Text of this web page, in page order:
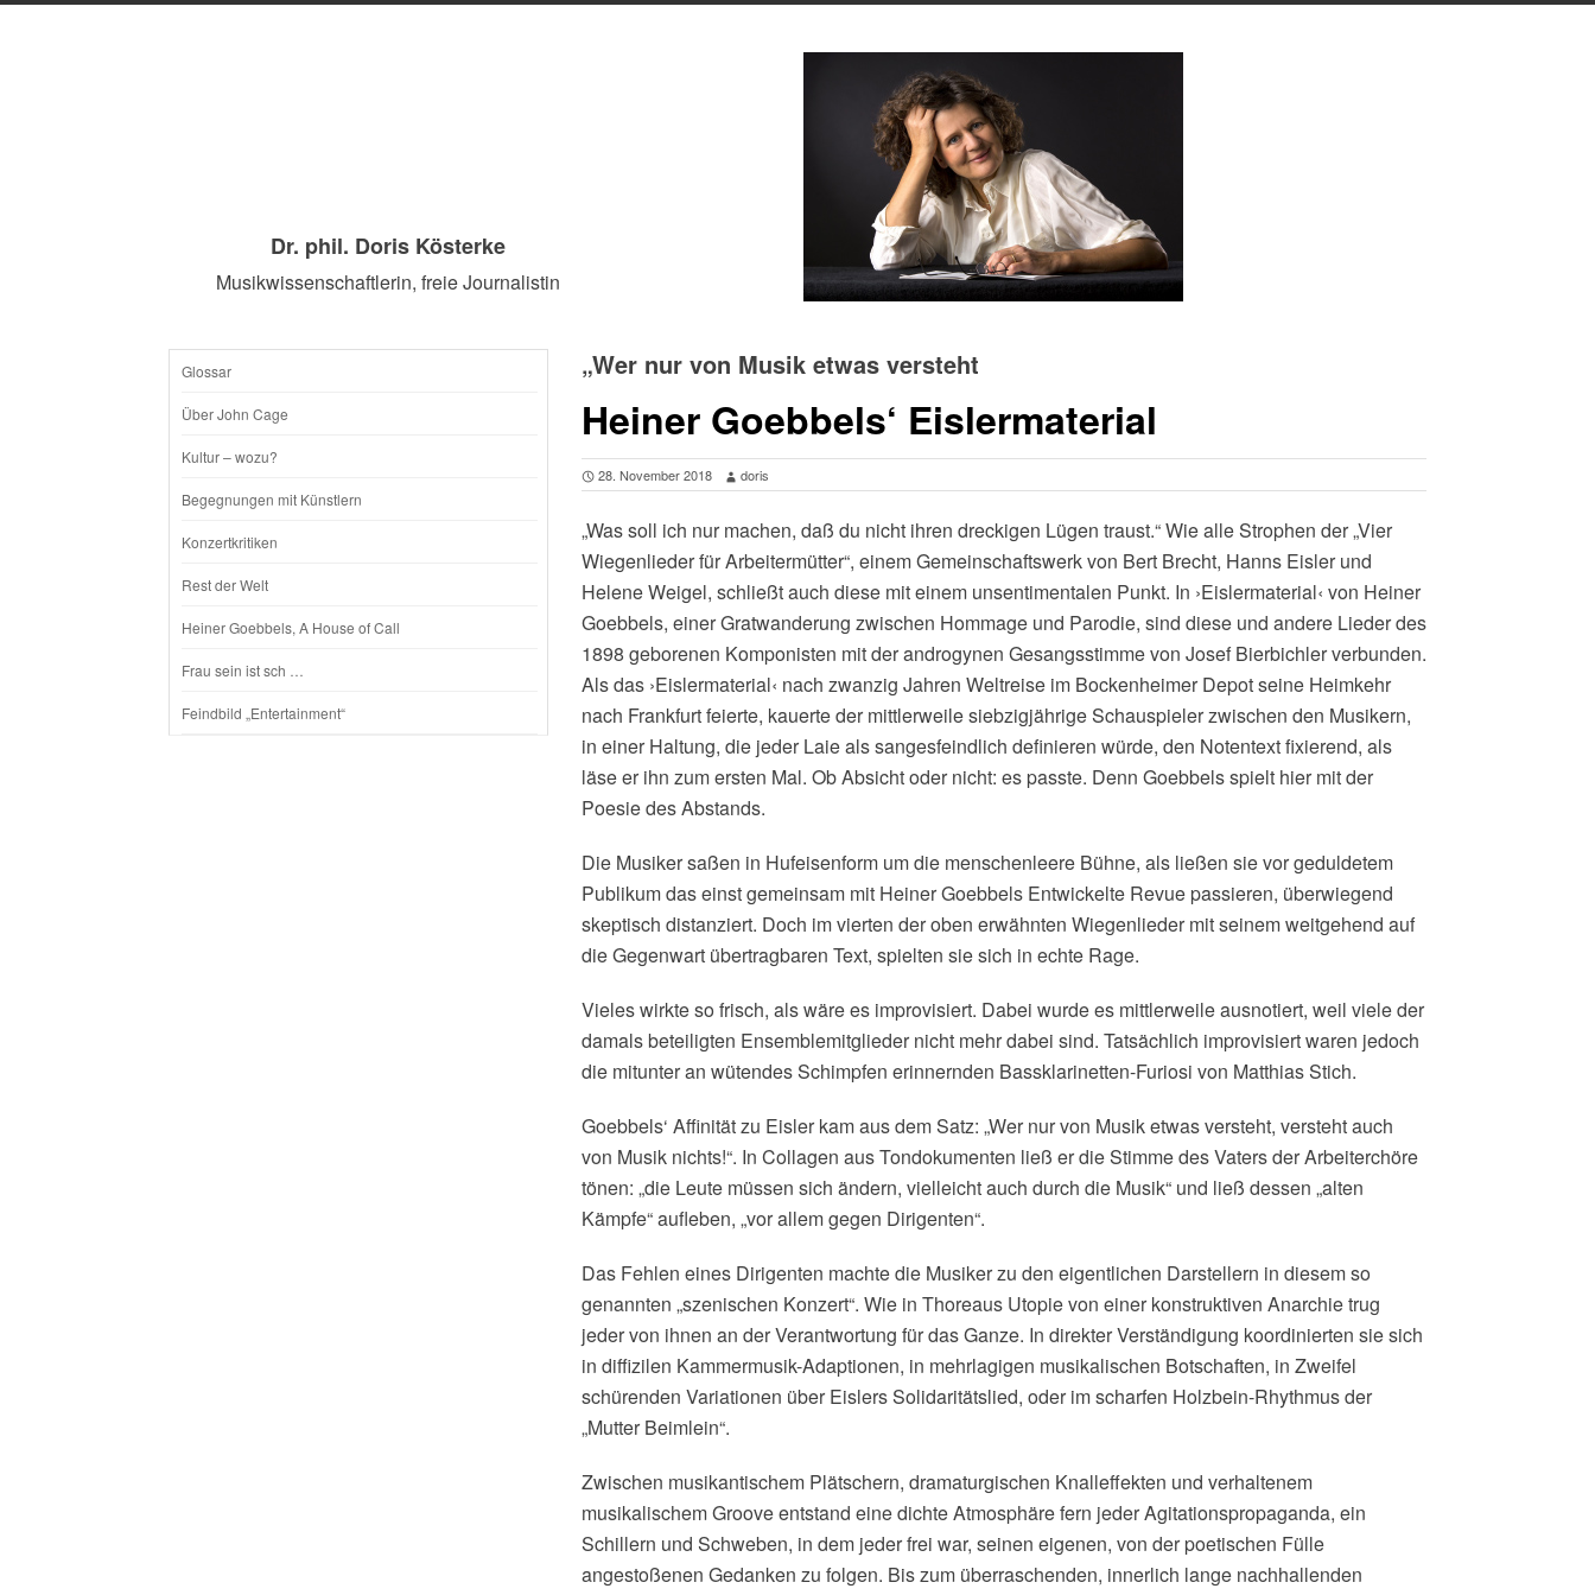
Dr. phil. Doris Kösterke
Musikwissenschaftlerin, freie Journalistin
SKIP
CONTENT
Glossar
Über John Cage
Kultur – wozu?
Begegnungen mit Künstlern
Konzertkritiken
Rest der Welt
Heiner Goebbels, A House of Call
Frau sein ist sch …
Feindbild „Entertainment“
„Wer nur von Musik etwas versteht
Heiner Goebbels‘ Eislermaterial
28. November 2018 doris
„Was soll ich nur machen, daß du nicht ihren dreckigen Lügen traust.“ Wie alle Strophen der „Vier
Wiegenlieder für Arbeitermütter“, einem Gemeinschaftswerk von Bert Brecht, Hanns Eisler und
Helene Weigel, schließt auch diese mit einem unsentimentalen Punkt. In ›Eislermaterial‹ von Heiner
Goebbels, einer Gratwanderung zwischen Hommage und Parodie, sind diese und andere Lieder des
1898 geborenen Komponisten mit der androgynen Gesangsstimme von Josef Bierbichler verbunden.
Als das ›Eislermaterial‹ nach zwanzig Jahren Weltreise im Bockenheimer Depot seine Heimkehr
nach Frankfurt feierte, kauerte der mittlerweile siebzigjährige Schauspieler zwischen den Musikern,
in einer Haltung, die jeder Laie als sangesfeindlich definieren würde, den Notentext fixierend, als
läse er ihn zum ersten Mal. Ob Absicht oder nicht: es passte. Denn Goebbels spielt hier mit der
Poesie des Abstands.
Die Musiker saßen in Hufeisenform um die menschenleere Bühne, als ließen sie vor geduldetem
Publikum das einst gemeinsam mit Heiner Goebbels Entwickelte Revue passieren, überwiegend
skeptisch distanziert. Doch im vierten der oben erwähnten Wiegenlieder mit seinem weitgehend auf
die Gegenwart übertragbaren Text, spielten sie sich in echte Rage.
Vieles wirkte so frisch, als wäre es improvisiert. Dabei wurde es mittlerweile ausnotiert, weil viele der
damals beteiligten Ensemblemitglieder nicht mehr dabei sind. Tatsächlich improvisiert waren jedoch
die mitunter an wütendes Schimpfen erinnernden Bassklarinetten-Furiosi von Matthias Stich.
Goebbels‘ Affinität zu Eisler kam aus dem Satz: „Wer nur von Musik etwas versteht, versteht auch
von Musik nichts!“. In Collagen aus Tondokumenten ließ er die Stimme des Vaters der Arbeiterchöre
tönen: „die Leute müssen sich ändern, vielleicht auch durch die Musik“ und ließ dessen „alten
Kämpfe“ aufleben, „vor allem gegen Dirigenten“.
Das Fehlen eines Dirigenten machte die Musiker zu den eigentlichen Darstellern in diesem so
genannten „szenischen Konzert“. Wie in Thoreaus Utopie von einer konstruktiven Anarchie trug
jeder von ihnen an der Verantwortung für das Ganze. In direkter Verständigung koordinierten sie sich
in diffizilen Kammermusik-Adaptionen, in mehrlagigen musikalischen Botschaften, in Zweifel
schürenden Variationen über Eislers Solidaritätslied, oder im scharfen Holzbein-Rhythmus der
„Mutter Beimlein“.
Zwischen musikantischem Plätschern, dramaturgischen Knalleffekten und verhaltenem
musikalischem Groove entstand eine dichte Atmosphäre fern jeder Agitationspropaganda, ein
Schillern und Schweben, in dem jeder frei war, seinen eigenen, von der poetischen Fülle
angestoßenen Gedanken zu folgen. Bis zum überraschenden, innerlich lange nachhallenden